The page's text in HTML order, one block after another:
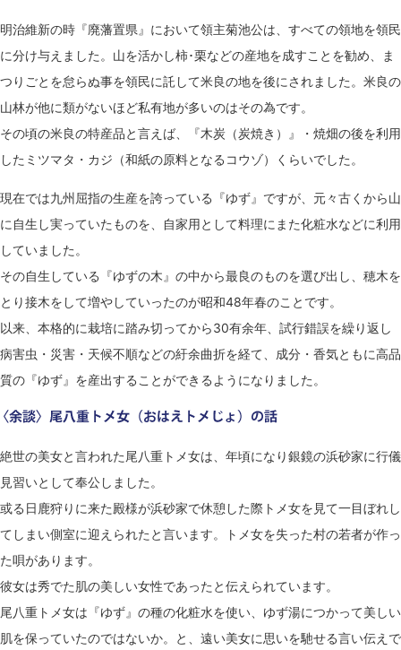
明治維新の時『廃藩置県』において領主菊池公は、すべての領地を領民
に分け与えました。山を活かし柿･栗などの産地を成すことを勧め、ま
つりごとを怠らぬ事を領民に託して米良の地を後にされました。米良の
山林が他に類がないほど私有地が多いのはその為です。
その頃の米良の特産品と言えば、『木炭（炭焼き）』・焼畑の後を利用
したミツマタ・カジ（和紙の原料となるコウゾ）くらいでした。
現在では九州屈指の生産を誇っている『ゆず』ですが、元々古くから山
に自生し実っていたものを、自家用として料理にまた化粧水などに利用
していました。
その自生している『ゆずの木』の中から最良のものを選び出し、穂木を
とり接木をして増やしていったのが昭和48年春のことです。
以来、本格的に栽培に踏み切ってから30有余年、試行錯誤を繰り返し
病害虫・災害・天候不順などの紆余曲折を経て、成分・香気ともに高品
質の『ゆず』を産出することができるようになりました。
絶世の美女と言われた尾八重トメ女は、年頃になり銀鏡の浜砂家に行儀
見習いとして奉公しました。
或る日鹿狩りに来た殿様が浜砂家で休憩した際トメ女を見て一目ぼれし
てしまい側室に迎えられたと言います。トメ女を失った村の若者が作っ
た唄があります。
彼女は秀でた肌の美しい女性であったと伝えられています。
尾八重トメ女は『ゆず』の種の化粧水を使い、ゆず湯につかって美しい
肌を保っていたのではないか。
と、遠い美女に思いを馳せる言い伝えで